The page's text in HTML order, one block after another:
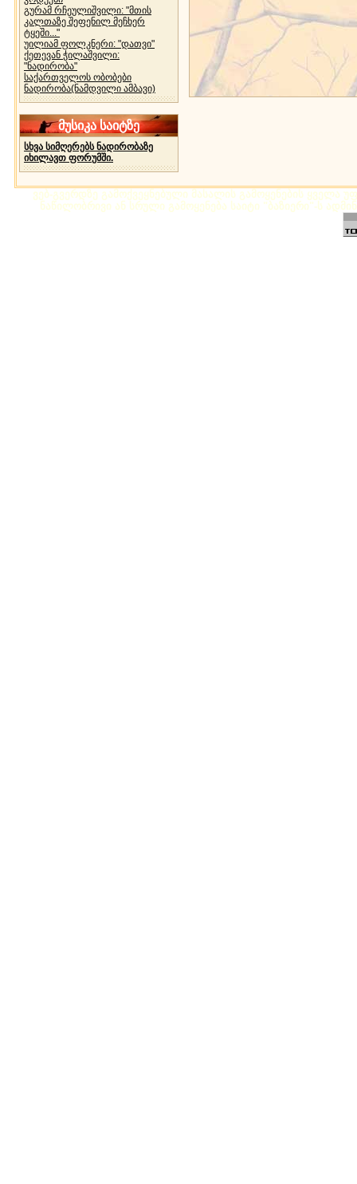
გურამ რჩეულიშვილი: "მთის
კალთაზე შეფენილ მეჩხერ
ტყეში..."
უილიამ ფოლკნერი: "დათვი"
ქეთევან ჭილაშვილი:
"ნადირობა"
საქართველოს ობობები
ნადირობა(ნამდვილი ამბავი)
მუსიკა საიტზე
სხვა სიმღერებს ნადირობაზე
იხილავთ ფორუმში.
ვებ-გვერდზე გამოქვეყნებული მასალის გამოყენების ყველა
ნაწილობრივი ან სრული გამოყენება საიტი "ბაზიერი"-ს